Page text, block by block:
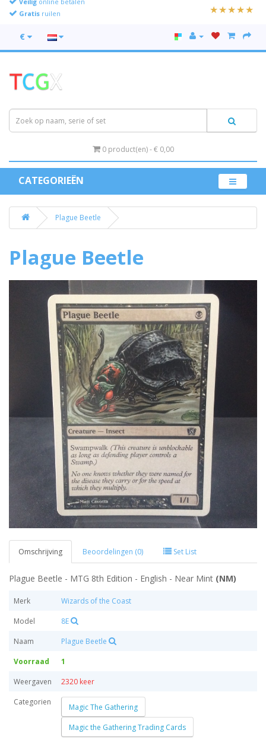
Gratis
€
0 product(en) - € 0,00
CATEGORIEËN
Plague Beetle
Plague Beetle
Omschrijving Beoordelingen (0) Set List
Plague Beetle - MTG 8th Edition - English - Near Mint (NM)
Merk
Wizards of the Coast
Model
8E
Naam
Plague Beetle
Voorraad
1
Weergaven
2320 keer
Categorien
Magic The Gathering
Magic the Gathering Trading Cards